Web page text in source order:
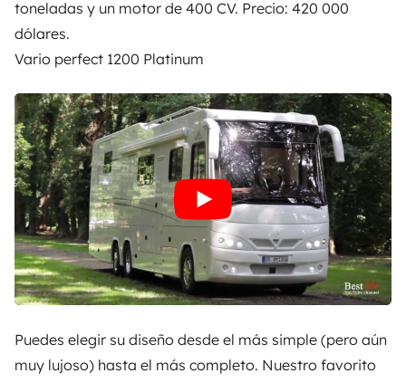
toneladas y un motor de 400 CV. Precio: 420 000
dólares.
Vario perfect 1200 Platinum
Puedes elegir su diseño desde el más simple (pero aún
muy lujoso) hasta el más completo. Nuestro favorito